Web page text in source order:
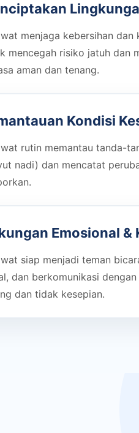
menjaga kebersihan
mencegah risiko jatuh dan
aman dan tenang.
Kondisi
rutin memantau tanda-
nadi) dan mencatat
Emosional &
siap menjadi teman
dan berkomunikasi
dan tidak kesepian.